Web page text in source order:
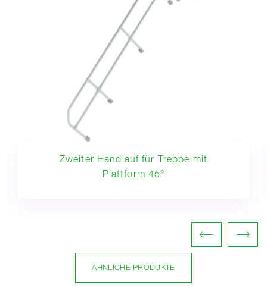
Zweiter Handlauf für Treppe mit
Plattform 45°
ÄHNLICHE PRODUKTE